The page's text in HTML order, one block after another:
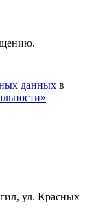
данных в
ул. Красных